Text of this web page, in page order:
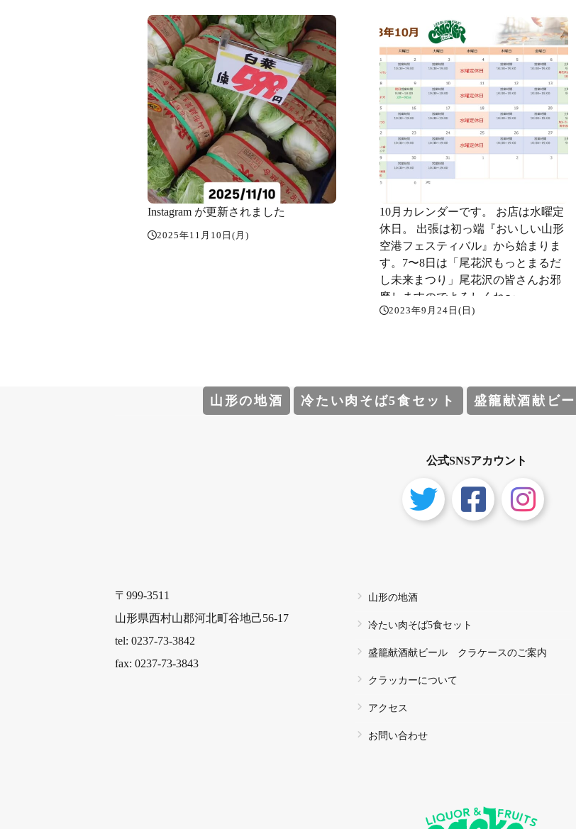
Instagram が更新されました
2025年11月10日(月)
10月カレンダーです。 お店は水曜定
休日。 出張は初っ端『おいしい山形
空港フェスティバル』から始まりま
す。7〜8日は「尾花沢もっとまるだ
し未来まつり」尾花沢の皆さんお邪
魔しますのでよろしくね〜️
2023年9月24日(日)
山形の地酒 冷たい肉そば5食セット 盛籠献酒献ビ
公式SNSアカウント
〒999-3511
山形県西村山郡河北町谷地己56-17
tel: 0237-73-3842
fax: 0237-73-3843
山形の地酒
冷たい肉そば5食セット
盛籠献酒献ビール クラケースのご案内
クラッカーについて
アクセス
お問い合わせ